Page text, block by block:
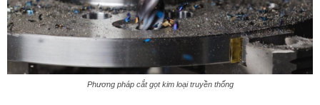
Phương pháp cắt gọt kim loại truyền thống